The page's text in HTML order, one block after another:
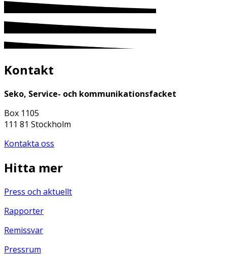
Kontakt
Seko, Service- och kommunikationsfacket
Box 1105
111 81 Stockholm
Kontakta oss
Hitta mer
Press och aktuellt
Rapporter
Remissvar
Pressrum